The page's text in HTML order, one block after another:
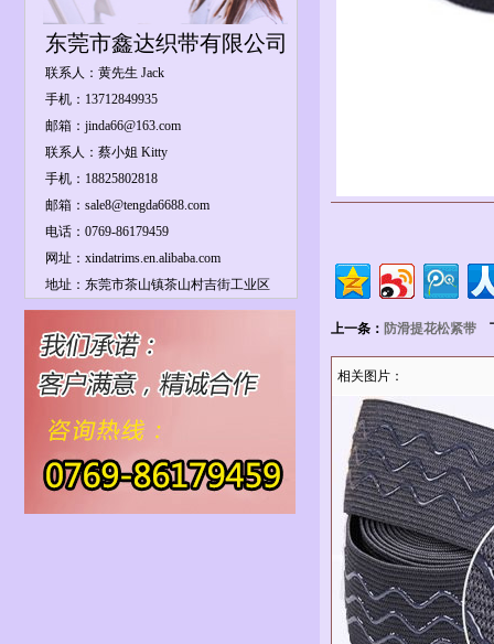
东莞市鑫达织带有限公司
联系人：黄先生 Jack
手机：13712849935
邮箱：jinda66@163.com
联系人：蔡小姐 Kitty
手机：18825802818
邮箱：sale8@tengda6688.com
电话：0769-86179459
网址：xindatrims.en.alibaba.com
地址：东莞市茶山镇茶山村吉街工业区
上一条： 防滑提花松紧带
相关图片：